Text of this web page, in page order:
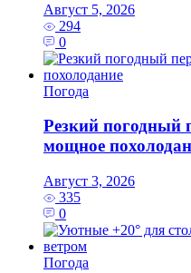
Август 5, 2026
294
0
Погода
Резкий погодный
мощное
Август 3, 2026
335
0
Погода